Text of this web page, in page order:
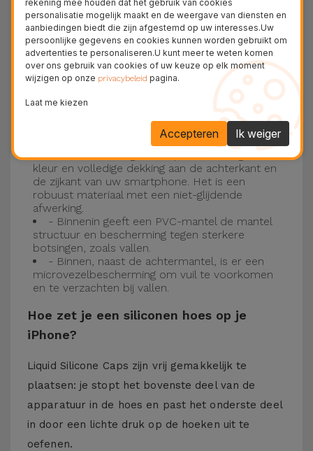
Drie-laagse bescherming met de
siliconen kappen
Onze iPhone siliconen hoesjes hebben een
robuuste, kwalitatieve constructie met een
drielaagse constructie om ongelukken en
- Een eerste laag van Liquid Silicone geeft de
kleur en volledige dekking aan de achterkant en
de zijkant van uw smartphone. Het is een
robuust materiaal met een niet-glijdende
afwerking.
- Binnenin geeft een PVC-mantel de mantel
structuur en bescherming tegen sterkere
botsingen, zoals vallen.
- Binnen, naast de achtermantel, is er een
microvezelbescherming om vuil te voorkomen
en te verzachten bij vallen.
Hoe zet je een siliconen hoes op je
iPhone?
Liquid Silicone Caps zijn vrij gemakkelijk te
plaatsen: je stopt het bovenste deel van de
apparatuur in de hoes en past het onderste deel
in door een lichte druk op de hoeken uit te
oefenen.
rekening mee houden dat het gebruik van cookies
personalisatie mogelijk maakt en de weergave van diensten en
aanbiedingen biedt die zijn afgestemd op uw interesses.Uw
persoonlijke gegevens en cookies kunnen worden gebruikt om
advertenties te personaliseren.U kunt meer te weten komen
over ons gebruik van cookies of uw keuze op elk moment
wijzigen op onze privacybeleid pagina.
Laat me kiezen
Ik weiger
Accepteren